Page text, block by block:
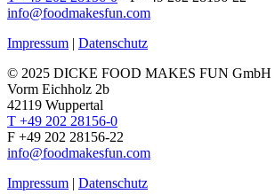
info@foodmakesfun.com
Impressum | Datenschutz
© 2025 DICKE FOOD MAKES FUN GmbH
Vorm Eichholz 2b
42119 Wuppertal
T +49 202 28156-0
F +49 202 28156-22
info@foodmakesfun.com
Impressum | Datenschutz